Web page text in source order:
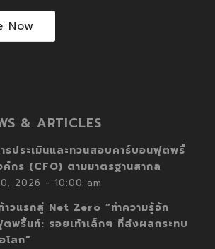
Now
& ARTICLES
รประเมินและทวนสอบคาร์บอนฟุตพริ้
กร (CFO) ตามมาตรฐานสากล
2026 - 10:00 am
าวแรกสู่ Net Zero “ทำความรู้จัก
พริ้นท์: รอยเท้าเล็กๆ ที่ส่งผลกระทบ
ลก”